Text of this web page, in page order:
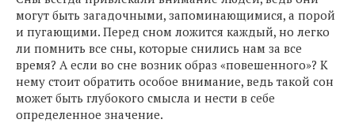
могут быть загадочными, запоминающимися, а порой
и пугающими. Перед сном ложится каждый, но легко
ли помнить все сны, которые снились нам за все
время? А если во сне возник образ «повешенного»? К
нему стоит обратить особое внимание, ведь такой сон
может быть глубокого смысла и нести в себе
определенное значение.